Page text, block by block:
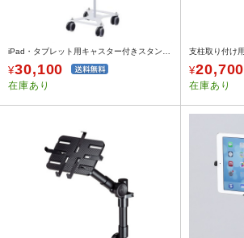
¥30,100
在庫あり
¥20,700
在庫あり